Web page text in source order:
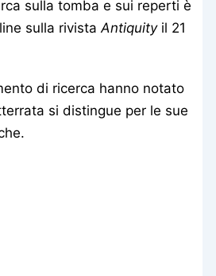
sulla tomba e sui reperti è
sulla rivistaAntiquity il 21
di ricerca hanno notato
si distingue per le sue